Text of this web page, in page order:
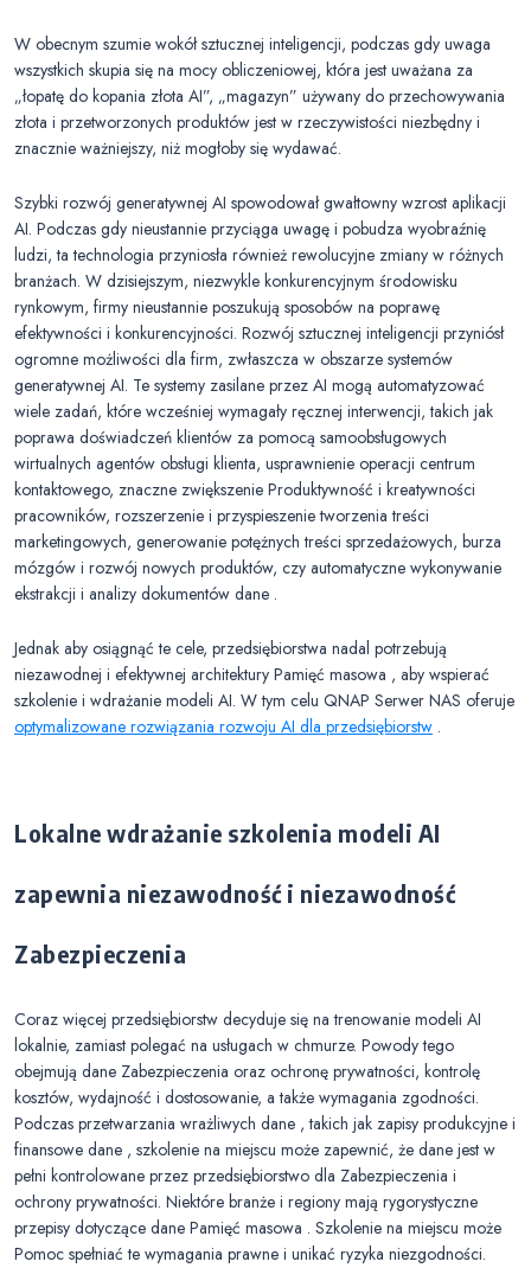
W obecnym szumie wokół sztucznej inteligencji, podczas gdy uwaga
wszystkich skupia się na mocy obliczeniowej, która jest uważana za
„łopatę do kopania złota AI”, „magazyn” używany do przechowywania
złota i przetworzonych produktów jest w rzeczywistości niezbędny i
znacznie ważniejszy, niż mogłoby się wydawać.
Szybki rozwój generatywnej AI spowodował gwałtowny wzrost aplikacji
AI. Podczas gdy nieustannie przyciąga uwagę i pobudza wyobraźnię
ludzi, ta technologia przyniosła również rewolucyjne zmiany w różnych
branżach. W dzisiejszym, niezwykle konkurencyjnym środowisku
rynkowym, firmy nieustannie poszukują sposobów na poprawę
efektywności i konkurencyjności. Rozwój sztucznej inteligencji przyniósł
ogromne możliwości dla firm, zwłaszcza w obszarze systemów
generatywnej AI. Te systemy zasilane przez AI mogą automatyzować
wiele zadań, które wcześniej wymagały ręcznej interwencji, takich jak
poprawa doświadczeń klientów za pomocą samoobsługowych
wirtualnych agentów obsługi klienta, usprawnienie operacji centrum
kontaktowego, znaczne zwiększenie Produktywność i kreatywności
pracowników, rozszerzenie i przyspieszenie tworzenia treści
marketingowych, generowanie potężnych treści sprzedażowych, burza
mózgów i rozwój nowych produktów, czy automatyczne wykonywanie
ekstrakcji i analizy dokumentów dane .
Jednak aby osiągnąć te cele, przedsiębiorstwa nadal potrzebują
niezawodnej i efektywnej architektury Pamięć masowa , aby wspierać
szkolenie i wdrażanie modeli AI. W tym celu QNAP Serwer NAS oferuje
optymalizowane rozwiązania rozwoju AI dla przedsiębiorstw .
Lokalne wdrażanie szkolenia modeli AI
zapewnia niezawodność i niezawodność
Zabezpieczenia
Coraz więcej przedsiębiorstw decyduje się na trenowanie modeli AI
lokalnie, zamiast polegać na usługach w chmurze. Powody tego
obejmują dane Zabezpieczenia oraz ochronę prywatności, kontrolę
kosztów, wydajność i dostosowanie, a także wymagania zgodności.
Podczas przetwarzania wrażliwych dane , takich jak zapisy produkcyjne i
finansowe dane , szkolenie na miejscu może zapewnić, że dane jest w
pełni kontrolowane przez przedsiębiorstwo dla Zabezpieczenia i
ochrony prywatności. Niektóre branże i regiony mają rygorystyczne
przepisy dotyczące dane Pamięć masowa . Szkolenie na miejscu może
Pomoc spełniać te wymagania prawne i unikać ryzyka niezgodności.